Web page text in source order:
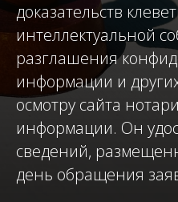
доказательств
интеллектуальной
разглашения
информации и
осмотру сайта
информации. Он
сведений,
день обращения